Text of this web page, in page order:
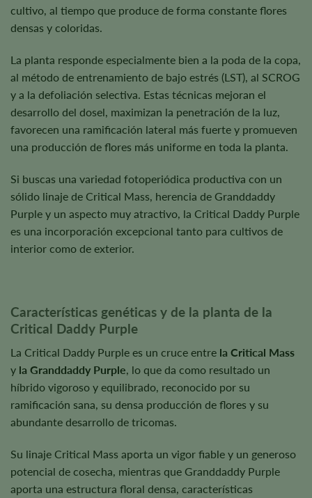
cultivo, al tiempo que produce de forma constante flores
densas y coloridas.
La planta responde especialmente bien a la poda de la copa,
al método de entrenamiento de bajo estrés (LST), al SCROG
y a la defoliación selectiva. Estas técnicas mejoran el
desarrollo del dosel, maximizan la penetración de la luz,
favorecen una ramificación lateral más fuerte y promueven
una producción de flores más uniforme en toda la planta.
Si buscas una variedad fotoperiódica productiva con un
sólido linaje de Critical Mass, herencia de Granddaddy
Purple y un aspecto muy atractivo, la Critical Daddy Purple
es una incorporación excepcional tanto para cultivos de
interior como de exterior.
Características genéticas y de la planta de la
Critical Daddy Purple
La Critical Daddy Purple es un cruce entre la Critical Mass
y la Granddaddy Purple, lo que da como resultado un
híbrido vigoroso y equilibrado, reconocido por su
ramificación sana, su densa producción de flores y su
abundante desarrollo de tricomas.
Su linaje Critical Mass aporta un vigor fiable y un generoso
potencial de cosecha, mientras que Granddaddy Purple
aporta una estructura floral densa, características